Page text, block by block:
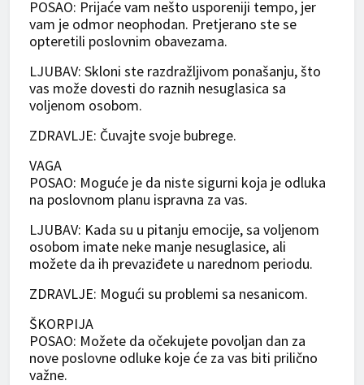
POSAO: Prijaće vam nešto usporeniji tempo, jer
vam je odmor neophodan. Pretjerano ste se
opteretili poslovnim obavezama.
LJUBAV: Skloni ste razdražljivom ponašanju, što
vas može dovesti do raznih nesuglasica sa
voljenom osobom.
ZDRAVLJE: Čuvajte svoje bubrege.
VAGA
POSAO: Moguće je da niste sigurni koja je odluka
na poslovnom planu ispravna za vas.
LJUBAV: Kada su u pitanju emocije, sa voljenom
osobom imate neke manje nesuglasice, ali
možete da ih prevaziđete u narednom periodu.
ZDRAVLJE: Mogući su problemi sa nesanicom.
ŠKORPIJA
POSAO: Možete da očekujete povoljan dan za
nove poslovne odluke koje će za vas biti prilično
važne.